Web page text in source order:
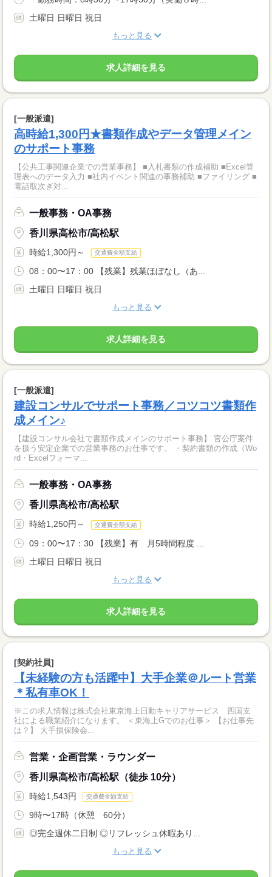
土曜日 日曜日 祝日
もっと見る
求人詳細を見る
[一般派遣]
高時給1,300円★書類作成やデータ管理メイン
のサポート事務
【公共工事関連企業での営業事務】 ■入札書類の作成補助 ■Excel管
理表へのデータ入力 ■社内イベント関連の事務補助 ■ファイリング ■
電話取次ぎ対...
一般事務・OA事務
香川県高松市/高松駅
時給1,300円～ 交通費全額支給
08：00〜17：00 【残業】残業ほぼなし（あ...
土曜日 日曜日 祝日
もっと見る
求人詳細を見る
[一般派遣]
建設コンサルでサポート事務／コツコツ書類作
成メイン♪
【建設コンサル会社で書類作成メインのサポート事務】 官公庁案件
を扱う安定企業での営業事務のお仕事です。 ・契約書類の作成（Wo
rd・Excelフォーマ...
一般事務・OA事務
香川県高松市/高松駅
時給1,250円～ 交通費全額支給
09：00〜17：30 【残業】有 月5時間程度 ...
土曜日 日曜日 祝日
もっと見る
求人詳細を見る
[契約社員]
【未経験の方も活躍中】大手企業＠ルート営業
＊私有車OK！
※この求人情報は株式会社東京海上日動キャリアサービス 四国支
社による職業紹介になります。 ＜東海上Gでのお仕事＞ 【お仕事先
は？】 大手損保険会...
営業・企画営業・ラウンダー
香川県高松市/高松駅（徒歩 10分）
時給1,543円 交通費全額支給
9時〜17時（休憩 60分）
◎完全週休二日制 ◎リフレッシュ休暇あり...
もっと見る